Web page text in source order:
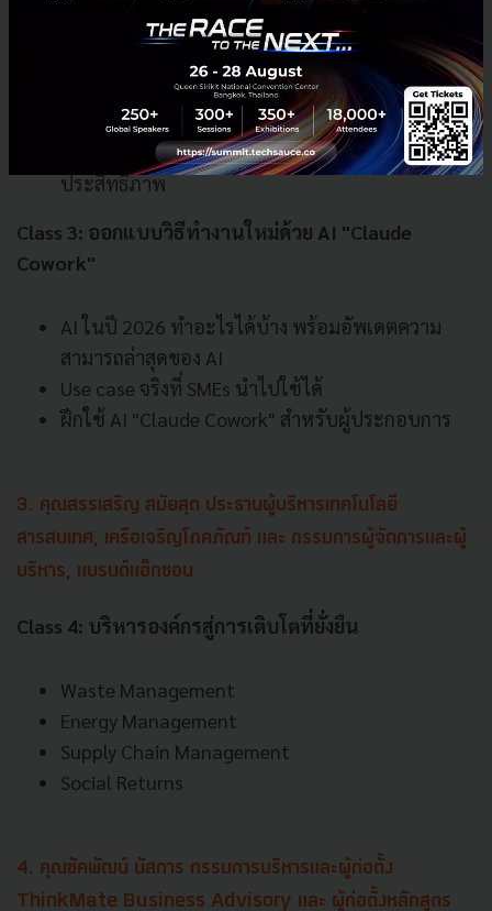
เปลี่ยนมุมมองการใช้ Data เมื่อ Data คือทรัพยากร
ของธุรกิจ ไม่ใช่แค่ตัวเลข
เข้าใจแหล่งข้อมูลสำคัญในธุรกิจ ตั้งแต่การดำเนิน
งาน ลูกค้า ไปจนถึง Supply Chain
วิธีเตรียม Data เพื่อใช้งานกับ AI ได้เต็ม
ประสิทธิภาพ
Class 3: ออกแบบวิธีทำงานใหม่ด้วย AI "Claude
Cowork"
AI ในปี 2026 ทำอะไรได้บ้าง พร้อมอัพเดตความ
สามารถล่าสุดของ AI
Use case จริงที่ SMEs นำไปใช้ได้
ฝึกใช้ AI "Claude Cowork" สำหรับผู้ประกอบการ
3. คุณสรรเสริญ สมัยสุต ประธานผู้บริหารเทคโนโลยี
สารสนเทศ, เครือเจริญโภคภัณฑ์ และ กรรมการผู้จัดการและผู้
บริหาร, แบรนด์แอ๊กซอน
Class 4: บริหารองค์กรสู่การเติบโตที่ยั่งยืน
Waste Management
Energy Management
Supply Chain Management
Social Returns
4. คุณซัคพัฒน์ นัสการ กรรมการบริหารและผู้ก่อตั้ง
ThinkMate Business Advisory และ ผู้ก่อตั้งหลักสูตร